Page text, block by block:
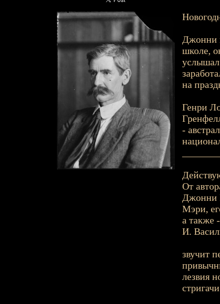
Джонни
школе,
услышал
на
Генри
-
От
Джонни
Мэри,
а также
И.
звучит
лезвия